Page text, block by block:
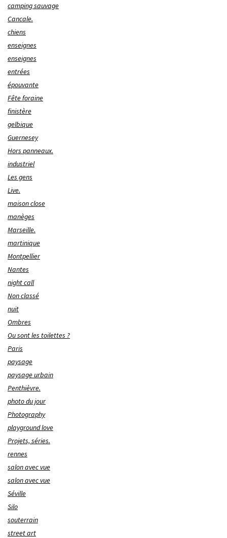
camping sauvage
Cancale.
chiens
enseignes
enseignes
entrées
épouvante
Fête foraine
finistère
gelbique
Guernesey
Hors panneaux.
industriel
Les gens
Live.
maison close
manèges
Marseille.
martinique
Montpellier
Nantes
night call
Non classé
nuit
Ombres
Ou sont les toilettes ?
Paris
paysage
paysage urbain
Penthièvre.
photo du jour
Photography
playground love
Projets, séries.
rennes
salon avec vue
salon avec vue
Séville
Silo
souterrain
street art